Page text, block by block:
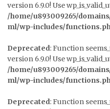
version 6.9.0! Use
/home/u893009265/
ml/wp-includes/
Deprecated: Function
version 6.9.0! Use
/home/u893009265/
ml/wp-includes/
Deprecated: Function